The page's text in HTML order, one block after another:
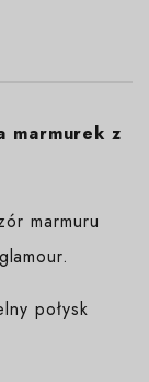
marmurek z
marmuru
połysk